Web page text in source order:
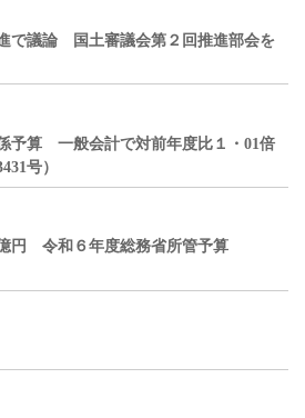
で議論 国土審議会第２回推進部会を
予算 一般会計で対前年度比１・01倍
号）
円 令和６年度総務省所管予算